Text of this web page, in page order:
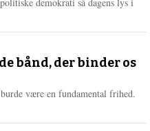
demokrati så dagens lys i
bånd, der binder os
være en fundamental frihed.